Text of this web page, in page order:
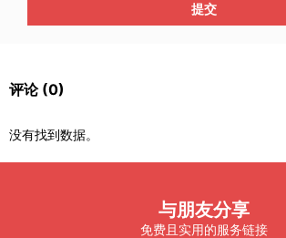
提交
评论 (0)
没有找到数据。
与朋友分享
免费且实用的服务链接